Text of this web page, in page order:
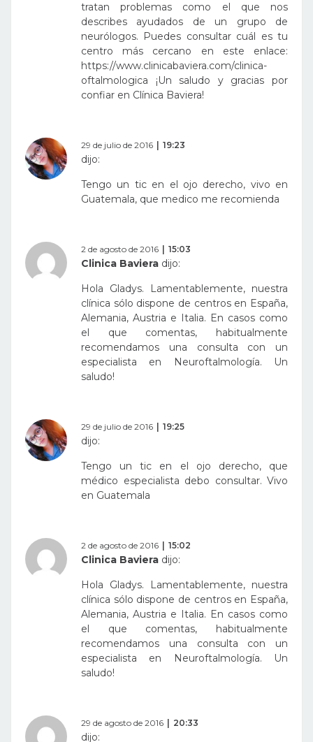
tratan problemas como el que nos
describes ayudados de un grupo de
neurólogos. Puedes consultar cuál es tu
centro más cercano en este enlace:
https://www.clinicabaviera.com/clinica-
oftalmologica ¡Un saludo y gracias por
confiar en Clínica Baviera!
29 de julio de 2016 19:23
dijo:
Tengo un tic en el ojo derecho, vivo en
Guatemala, que medico me recomienda
2 de agosto de 2016 15:03
Clinica Baviera dijo:
Hola Gladys. Lamentablemente, nuestra
clínica sólo dispone de centros en España,
Alemania, Austria e Italia. En casos como
el que comentas, habitualmente
recomendamos una consulta con un
especialista en Neuroftalmología. Un
saludo!
29 de julio de 2016 19:25
dijo:
Tengo un tic en el ojo derecho, que
médico especialista debo consultar. Vivo
en Guatemala
2 de agosto de 2016 15:02
Clinica Baviera dijo:
Hola Gladys. Lamentablemente, nuestra
clínica sólo dispone de centros en España,
Alemania, Austria e Italia. En casos como
el que comentas, habitualmente
recomendamos una consulta con un
especialista en Neuroftalmología. Un
saludo!
29 de agosto de 2016 20:33
dijo: